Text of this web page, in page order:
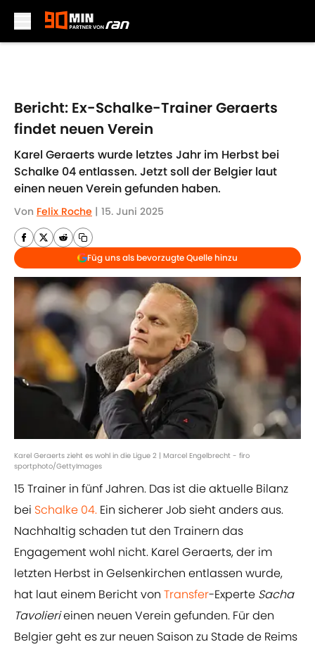
Bericht: Ex-Schalke-Trainer Geraerts
findet neuen Verein
Karel Geraerts wurde letztes Jahr im Herbst bei
Schalke 04 entlassen. Jetzt soll der Belgier laut
einen neuen Verein gefunden haben.
Von Felix Roche | 15. Juni 2025
Füg uns als bevorzugte Quelle hinzu
Karel Geraerts zieht es wohl in die Ligue 2 | Marcel Engelbrecht - firo
sportphoto/GettyImages
15 Trainer in fünf Jahren. Das ist die aktuelle Bilanz
bei Schalke 04. Ein sicherer Job sieht anders aus.
Nachhaltig schaden tut den Trainern das
Engagement wohl nicht. Karel Geraerts, der im
letzten Herbst in Gelsenkirchen entlassen wurde,
hat laut einem Bericht von Transfer-Experte Sacha
Tavolierieinen neuen Verein gefunden. Für den
Belgier geht es zur neuen Saison zu Stade de Reims